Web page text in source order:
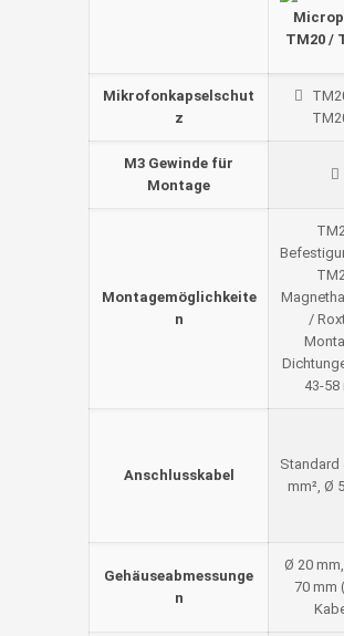
TM20 /
Mikrofonkapselschut
z
M3 Gewinde für
Montage
Montagemöglichkeite
n
/
43-58
Anschlusskabel
Standard
mm², Ø
Gehäuseabmessunge
n
Ø 20
70 mm